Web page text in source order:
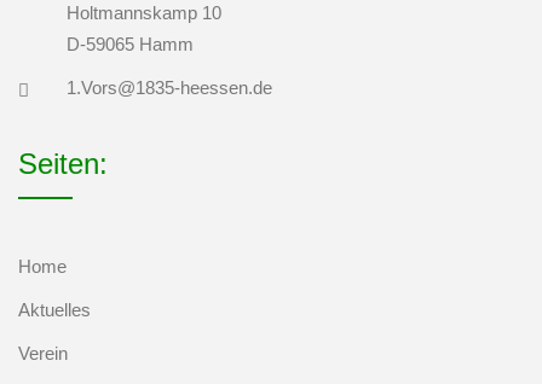
Holtmannskamp 10
D-59065 Hamm
1.Vors@1835-heessen.de
Seiten:
Home
Aktuelles
Verein